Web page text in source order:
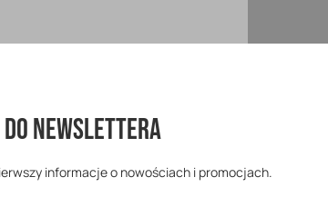
NEWSLETTERA
informacje o nowościach i promocjach.